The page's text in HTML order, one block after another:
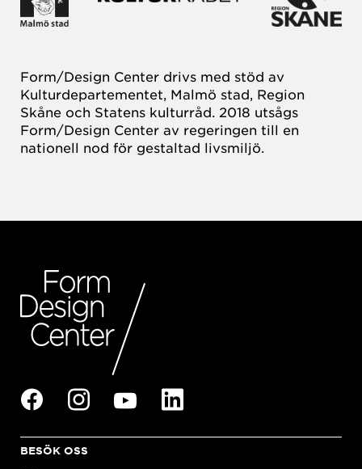
Form/Design Center drivs med stöd av
Kulturdepartementet, Malmö stad, Region
Skåne och Statens kulturråd. 2018 utsågs
Form/Design Center av regeringen till en
nationell nod för gestaltad livsmiljö.
BESÖK OSS